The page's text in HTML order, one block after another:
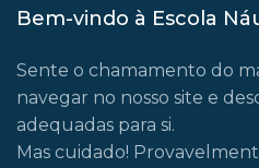
Bem-vindo à Escola
Sente o chamamento do
navegar no nosso site e
adequadas para si.
Mas cuidado!